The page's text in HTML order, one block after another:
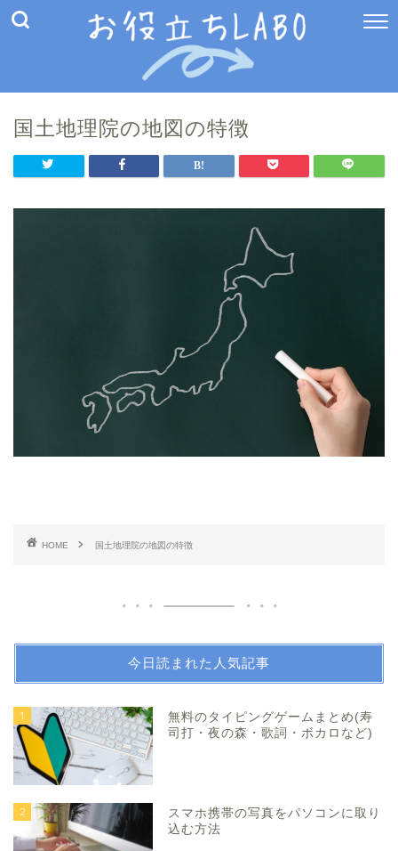
国土地理院の地図の特徴
HOME 国土地理院の地図の特徴
今日読まれた人気記事
1
無料のタイピングゲームまとめ(寿
司打・夜の森・歌詞・ボカロなど)
2
スマホ携帯の写真をパソコンに取り
込む方法